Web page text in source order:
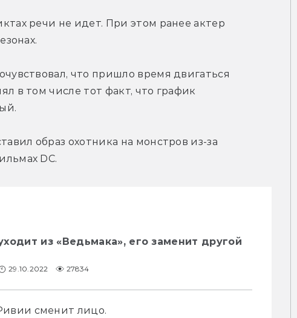
что пришло время двигаться
в том числе тот факт, что график
образ охотника на монстров из-за
DC.
из «Ведьмака», его заменит другой
29.10.2022 27834
сменит лицо.